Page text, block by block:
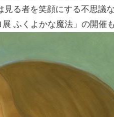
る者を笑顔にする不思議
ふくよかな魔法」の開催